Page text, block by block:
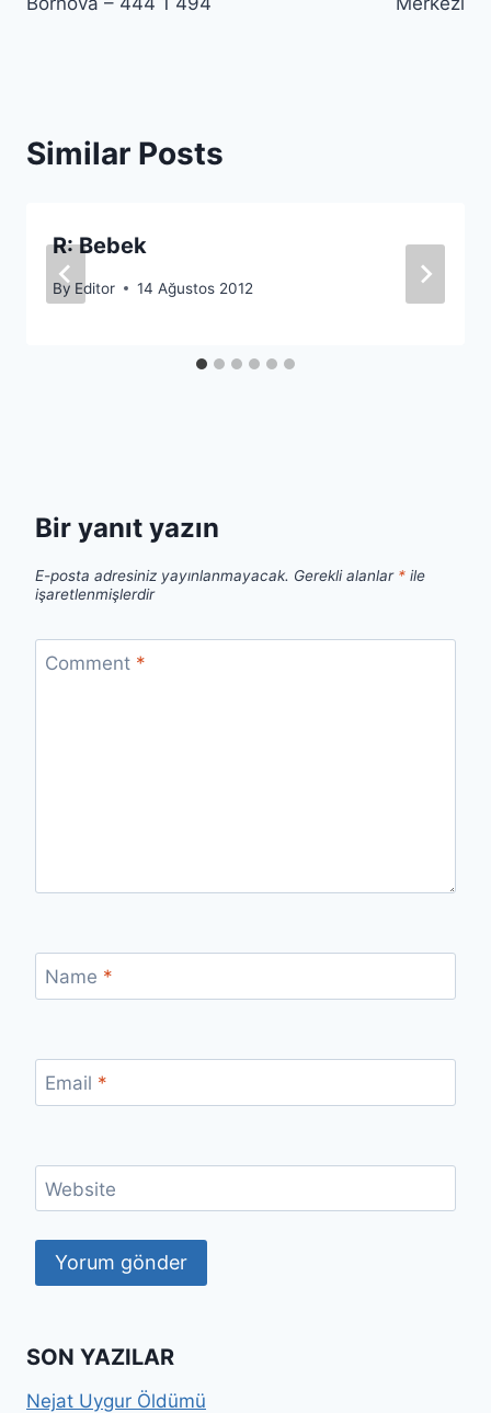
Similar Posts
R: Bebek
By Editor 14 Ağustos 2012
Bir yanıt yazın
E-posta adresiniz yayınlanmayacak. Gerekli alanlar * ile
işaretlenmişlerdir
Comment *
Name *
Email *
Website
SON YAZILAR
Nejat Uygur Öldümü